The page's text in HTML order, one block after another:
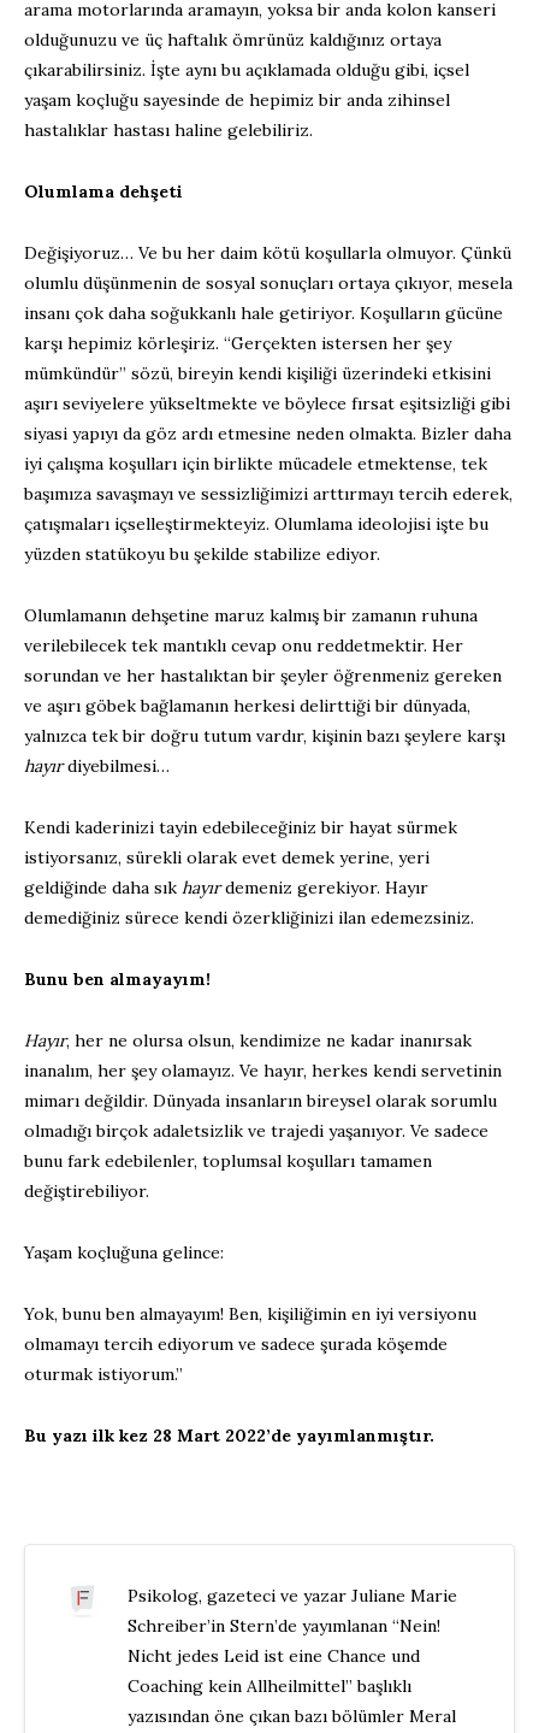
arama motorlarında aramayın, yoksa bir anda kolon kanseri
olduğunuzu ve üç haftalık ömrünüz kaldığınız ortaya
çıkarabilirsiniz. İşte aynı bu açıklamada olduğu gibi, içsel
yaşam koçluğu sayesinde de hepimiz bir anda zihinsel
hastalıklar hastası haline gelebiliriz.
Olumlama dehşeti
Değişiyoruz… Ve bu her daim kötü koşullarla olmuyor. Çünkü
olumlu düşünmenin de sosyal sonuçları ortaya çıkıyor, mesela
insanı çok daha soğukkanlı hale getiriyor. Koşulların gücüne
karşı hepimiz körleşiriz. “Gerçekten istersen her şey
mümkündür” sözü, bireyin kendi kişiliği üzerindeki etkisini
aşırı seviyelere yükseltmekte ve böylece fırsat eşitsizliği gibi
siyasi yapıyı da göz ardı etmesine neden olmakta. Bizler daha
iyi çalışma koşulları için birlikte mücadele etmektense, tek
başımıza savaşmayı ve sessizliğimizi arttırmayı tercih ederek,
çatışmaları içselleştirmekteyiz. Olumlama ideolojisi işte bu
yüzden statükoyu bu şekilde stabilize ediyor.
Olumlamanın dehşetine maruz kalmış bir zamanın ruhuna
verilebilecek tek mantıklı cevap onu reddetmektir. Her
sorundan ve her hastalıktan bir şeyler öğrenmeniz gereken
ve aşırı göbek bağlamanın herkesi delirttiği bir dünyada,
yalnızca tek bir doğru tutum vardır, kişinin bazı şeylere karşı
hayırdiyebilmesi…
Kendi kaderinizi tayin edebileceğiniz bir hayat sürmek
istiyorsanız, sürekli olarak evet demek yerine, yeri
geldiğinde daha sık hayırdemeniz gerekiyor. Hayır
demediğiniz sürece kendi özerkliğinizi ilan edemezsiniz.
Bunu ben almayayım!
Hayır, her ne olursa olsun, kendimize ne kadar inanırsak
inanalım, her şey olamayız. Ve hayır, herkes kendi servetinin
mimarı değildir. Dünyada insanların bireysel olarak sorumlu
olmadığı birçok adaletsizlik ve trajedi yaşanıyor. Ve sadece
bunu fark edebilenler, toplumsal koşulları tamamen
değiştirebiliyor.
Yaşam koçluğuna gelince:
Yok, bunu ben almayayım! Ben, kişiliğimin en iyi versiyonu
olmamayı tercih ediyorum ve sadece şurada köşemde
oturmak istiyorum.”
Bu yazı ilk kez 28 Mart 2022’de yayımlanmıştır.
Psikolog, gazeteci ve yazar Juliane Marie
Schreiber’in Stern’de yayımlanan “Nein!
Nicht jedes Leid ist eine Chance und
Coaching kein Allheilmittel” başlıklı
yazısından öne çıkan bazı bölümler Meral